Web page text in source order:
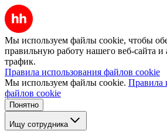
Мы используем файлы cookie, чтобы
правильную работу нашего веб-сайта и
трафик.
Правила использования файлов cookie
Мы используем файлы cookie. Правила
файлов cookie
Понятно
Ищу сотрудника